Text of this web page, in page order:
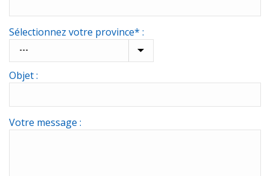
Sélectionnez votre province* :
Objet :
Votre message :